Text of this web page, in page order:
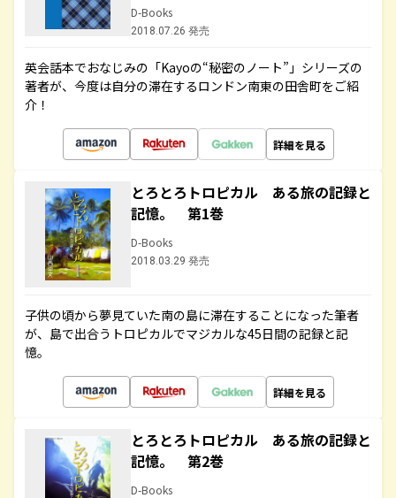
D-Books
2018.07.26 発売
英会話本でおなじみの「Kayoの“秘密のノート”」シリーズの
著者が、今度は自分の滞在するロンドン南東の田舎町をご紹
介！
詳細を見る
とろとろトロピカル ある旅の記録と
記憶。 第1巻
D-Books
2018.03.29 発売
子供の頃から夢見ていた南の島に滞在することになった筆者
が、島で出合うトロピカルでマジカルな45日間の記録と記
憶。
詳細を見る
とろとろトロピカル ある旅の記録と
記憶。 第2巻
D-Books